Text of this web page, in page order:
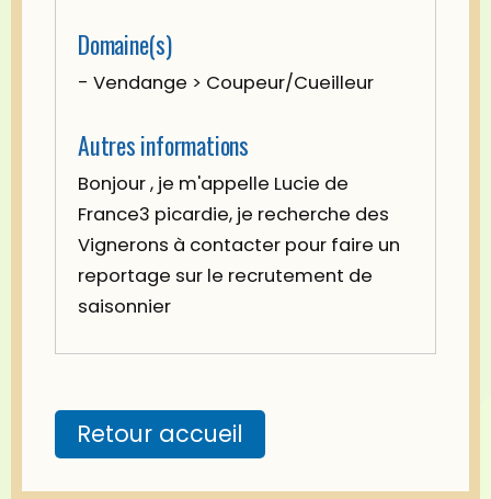
Domaine(s)
- Vendange > Coupeur/Cueilleur
Autres informations
Bonjour , je m'appelle Lucie de
France3 picardie, je recherche des
Vignerons à contacter pour faire un
reportage sur le recrutement de
saisonnier
Retour accueil